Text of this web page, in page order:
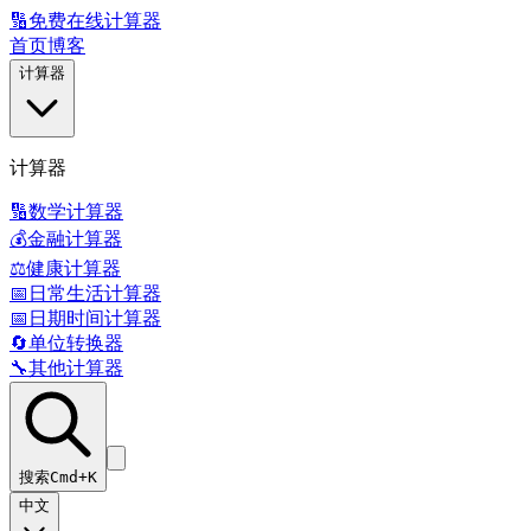
🔢免费在线计算器
首页博客
计算器
计算器
🔢数学计算器
💰金融计算器
⚖️健康计算器
📅 日常生活计算器
📅 日期时间计算器
🔄单位转换器
🔧其他计算器
搜索Cmd+K
中文